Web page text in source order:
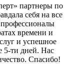
партнеры по
себя на все
времени и
и успешное
5-ти дней. Нас
Спасибо!